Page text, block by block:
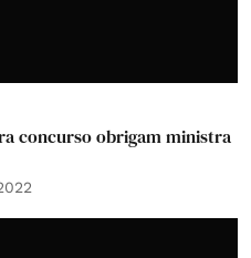
concurso obrigam ministra